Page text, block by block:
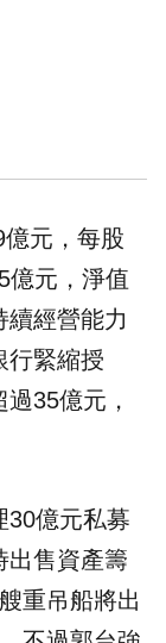
元，每股
億元，淨值
續經營能力
行緊縮授
35億元，
30億元私募
出售資產籌
重吊船將出